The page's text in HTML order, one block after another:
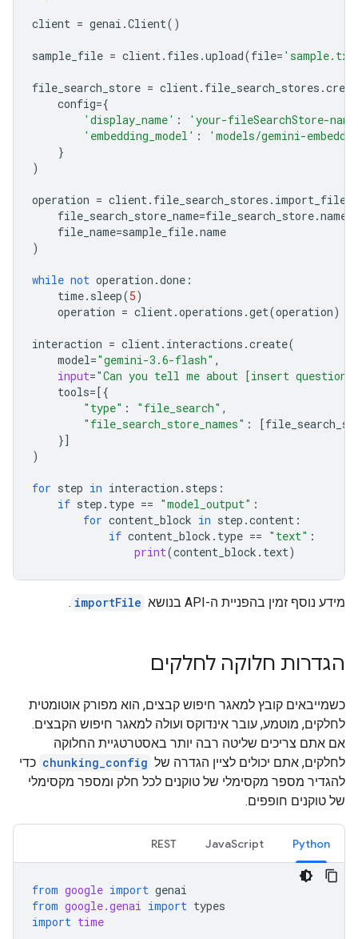
client = genai .Client()
sample_file = client. files .upload(file=
file_search_store = client. file_search_stores .
config={
'display_name' :
'your-fileSearchStore-
'embedding_model' :
'models/gemini-
}
)
operation = client. file_search_stores . import_file
file_search_store_name=file_search_store.name
file_name=sample_file.name
)
while not operation .done :
time. sleep(5)
operation = client.operations .get(operation)
interaction = client. interactions .create(
model="gemini-3.6-flash" ,
input="Can you tell me about [insert
tools=[{
"type" : "file_search" ,
"file_search_store_names" : [
}]
)
for step in interaction . steps :
if step . type == "model_output" :
for content_block in step .content :
if content_block . type == "text" :
print(content_block . text)
מידע נוסף זמין בהפניית ה-API בנושא importFile
.
הגדרות חלוקה לחלקים
כשמייבאים קובץ למאגר חיפוש קבצים, הוא מפורק אוטומטית
לחלקים, מוטמע, עובר אינדוקס ועולה למאגר חיפוש הקבצים.
אם אתם צריכים שליטה רבה יותר באסטרטגיית החלוקה
לחלקים, אתם יכולים לציין הגדרה של chunking_config כדי
להגדיר מספר מקסימלי של טוקנים לכל חלק ומספר מקסימלי
של טוקנים חופפים.
Python
JavaScript
REST
from google import genai
from google.genai import types
import time